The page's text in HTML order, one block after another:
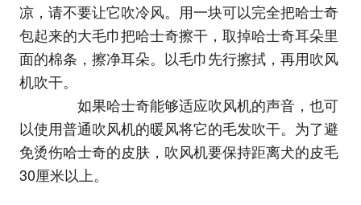
凉，请不要让它吹冷风。用一块可以完全把哈士奇
包起来的大毛巾把哈士奇擦干，取掉哈士奇耳朵里
面的棉条，擦净耳朵。以毛巾先行擦拭，再用吹风
机吹干。
如果哈士奇能够适应吹风机的声音，也可
以使用普通吹风机的暖风将它的毛发吹干。为了避
免烫伤哈士奇的皮肤，吹风机要保持距离犬的皮毛
30厘米以上。